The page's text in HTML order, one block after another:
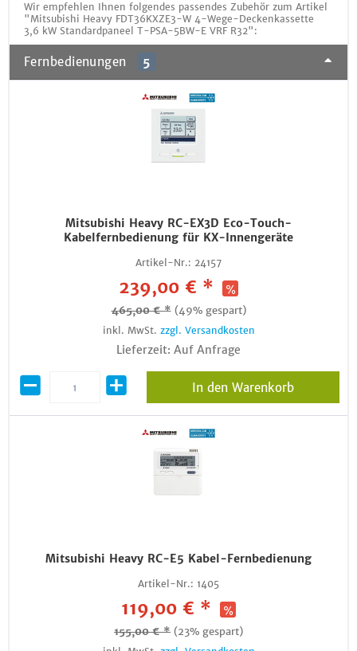
Wir empfehlen Ihnen folgendes passendes Zubehör zum Artikel
"Mitsubishi Heavy FDT36KXZE3-W 4-Wege-Deckenkassette
3,6 kW Standardpaneel T-PSA-5BW-E VRF R32":
Fernbedienungen 5
Mitsubishi Heavy RC-EX3D Eco-Touch-
Kabelfernbedienung für KX-Innengeräte
Artikel-Nr.: 24157
239,00 € *
465,00 € * (49% gespart)
inkl. MwSt. zzgl. Versandkosten
Lieferzeit: Auf Anfrage
In den Warenkorb
Mitsubishi Heavy RC-E5 Kabel-Fernbedienung
Artikel-Nr.: 1405
119,00 € *
155,00 € * (23% gespart)